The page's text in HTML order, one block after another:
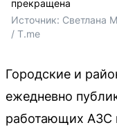
прекращена
Источник: Светлана
/ T.me
Городские и
ежедневно
работающих АЗС